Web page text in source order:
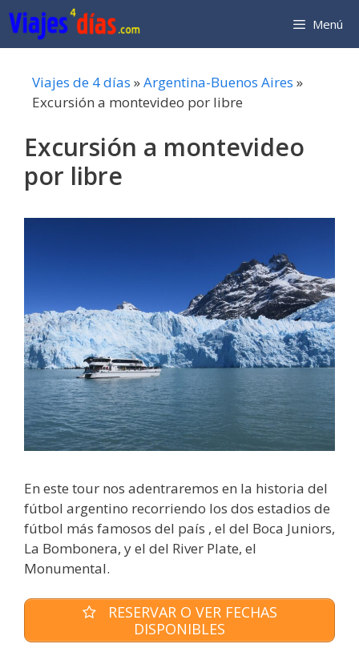
Saltar
al
contenido
Menú
Viajes de 4 días »Argentina-Buenos Aires »
Excursión a montevideo por libre
Excursión a montevideo
por libre
En este tour nos adentraremos en la historia del
fútbol argentino recorriendo los dos estadios de
fútbol más famosos del país , el del Boca Juniors,
La Bombonera, y el del River Plate, el
Monumental.
RESERVAR O VER FECHAS
DISPONIBLES